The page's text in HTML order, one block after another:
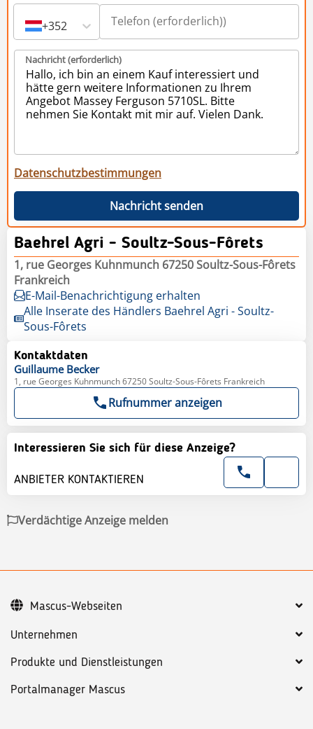
+352
Nachricht (erforderlich)
Datenschutzbestimmungen
Nachricht senden
Baehrel Agri - Soultz-Sous-Fôrets
1, rue Georges Kuhnmunch 67250 Soultz-Sous-Fôrets
Frankreich
E-Mail-Benachrichtigung erhalten
Alle Inserate des Händlers Baehrel Agri - Soultz-
Sous-Fôrets
Kontaktdaten
Guillaume Becker
1, rue Georges Kuhnmunch 67250 Soultz-Sous-Fôrets Frankreich
Rufnummer anzeigen
Interessieren Sie sich für diese Anzeige?
ANBIETER KONTAKTIEREN
Verdächtige Anzeige melden
Unternehmen
Produkte und Dienstleistungen
Portalmanager Mascus
Mascus-Webseiten